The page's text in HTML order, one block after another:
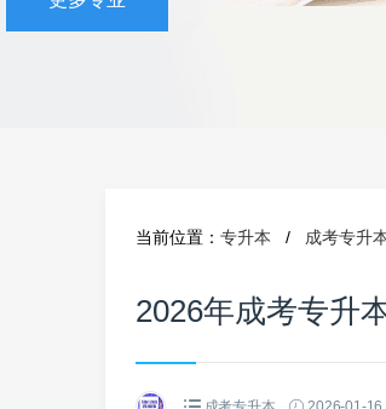
当前位置： 专升本 / 成考专升
2026年成考专升